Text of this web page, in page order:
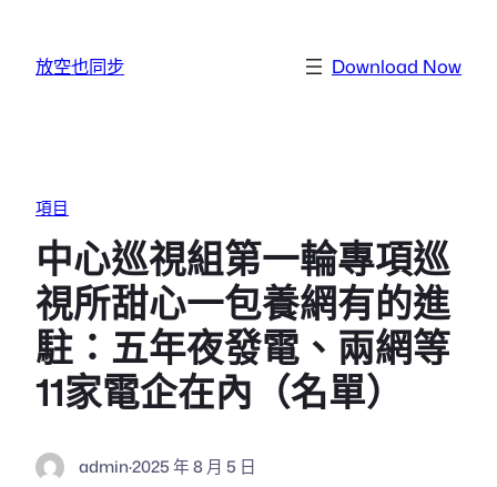
放空也同步 Download Now
項目
中心巡視組第一輪專項巡
視所甜心一包養網有的進
駐：五年夜發電、兩網等
11家電企在內（名單）
admin·2025 年 8 月 5 日